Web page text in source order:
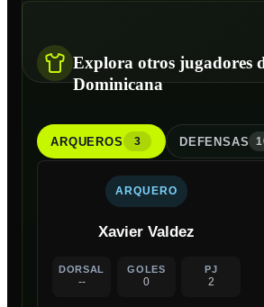
Explora otros jugadores
Dominicana
ARQUEROS 3 DEFENSAS
ARQUERO
Xavier Valdez
DORSAL
--
GOLES
0
PJ
2